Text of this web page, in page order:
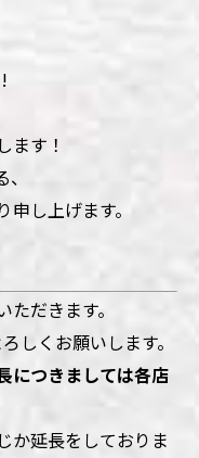
ます！
申し上げます。
だきます。
しくお願いします。
につきましては各店
か延長をしておりま